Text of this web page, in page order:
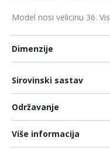
Model nosi velicinu 36.
Dimenzije
Sirovinski sastav
Održavanje
Više informacija